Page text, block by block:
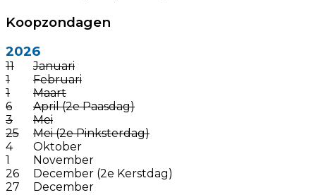
Koopzondagen
2026
11
Januari
1
Februari
1
Maart
6
April (2e Paasdag)
3
Mei
25
Mei (2e Pinksterdag)
4
Oktober
1
November
26
December (2e Kerstdag)
27
December